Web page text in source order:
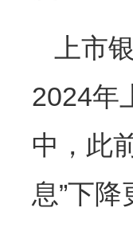
上市
2024年
中，此
息”下降